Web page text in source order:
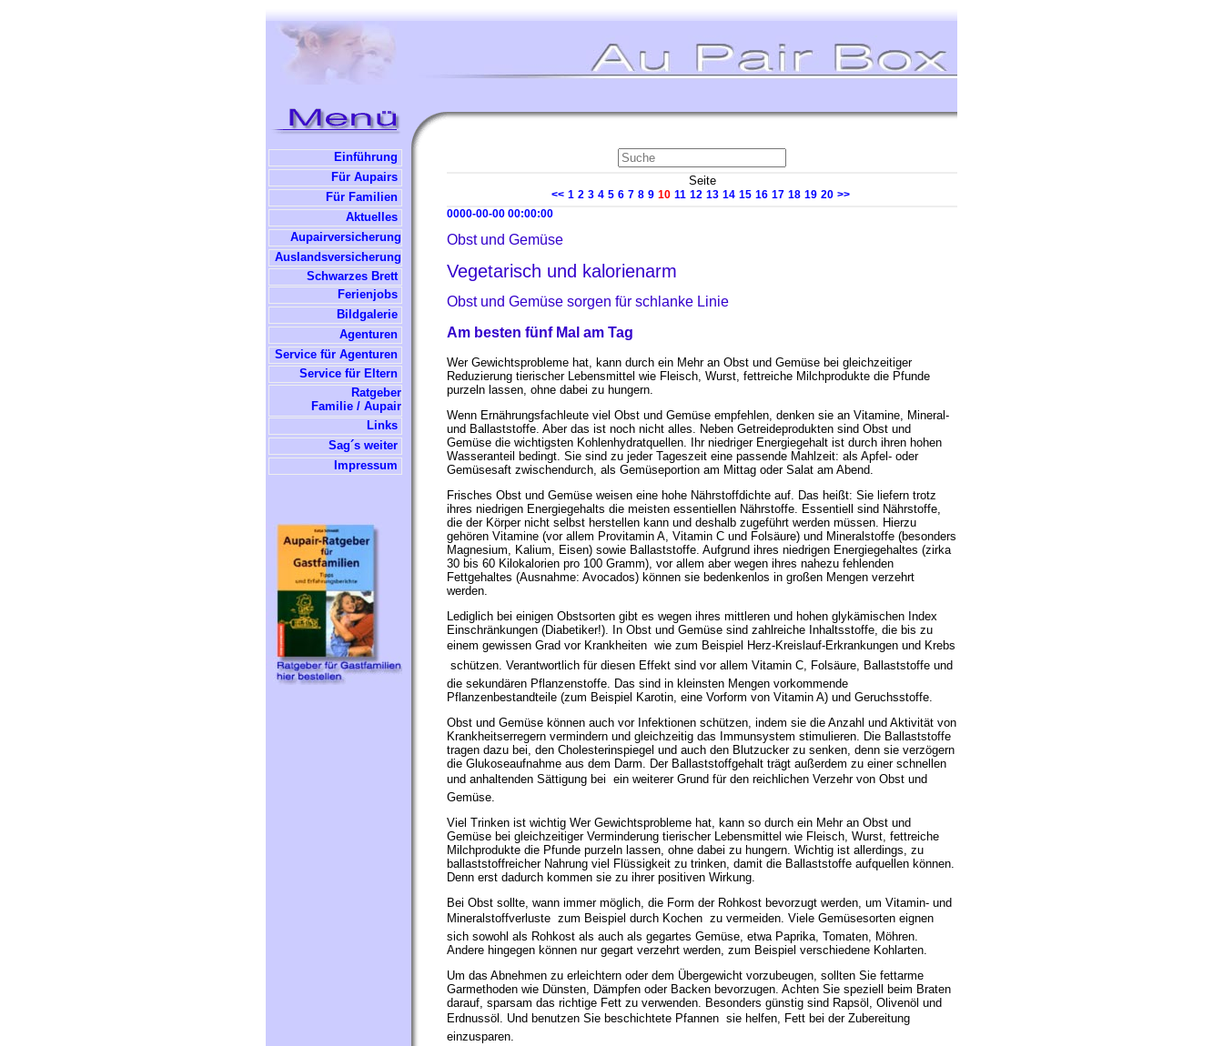
Einführung
Für Aupairs
Für Familien
Aktuelles
Aupairversicherung
Auslandsversicherung
Schwarzes Brett
Ferienjobs
Bildgalerie
Agenturen
Service für Agenturen
Service für Eltern
Ratgeber
Familie / Aupair
Links
Sag´s weiter
Impressum
Seite
<< 1 2 3 4 5 6 7 8 9 10 11 12 13 14 15 16 17 18 19 20 >>
0000-00-00 00:00:00
Obst und Gemüse
Vegetarisch und kalorienarm
Obst und Gemüse sorgen für schlanke Linie
Am besten fünf Mal am Tag
Wer Gewichtsprobleme hat, kann durch ein Mehr an Obst und Gemüse bei gleichzeitiger
Reduzierung tierischer Lebensmittel wie Fleisch, Wurst, fettreiche Milchprodukte die Pfunde
purzeln lassen, ohne dabei zu hungern.
Wenn Ernährungsfachleute viel Obst und Gemüse empfehlen, denken sie an Vitamine, Mineral-
und Ballaststoffe. Aber das ist noch nicht alles. Neben Getreideprodukten sind Obst und
Gemüse die wichtigsten Kohlenhydratquellen. Ihr niedriger Energiegehalt ist durch ihren hohen
Wasseranteil bedingt. Sie sind zu jeder Tageszeit eine passende Mahlzeit: als Apfel- oder
Gemüsesaft zwischendurch, als Gemüseportion am Mittag oder Salat am Abend.
Frisches Obst und Gemüse weisen eine hohe Nährstoffdichte auf. Das heißt: Sie liefern trotz
ihres niedrigen Energiegehalts die meisten essentiellen Nährstoffe. Essentiell sind Nährstoffe,
die der Körper nicht selbst herstellen kann und deshalb zugeführt werden müssen. Hierzu
gehören Vitamine (vor allem Provitamin A, Vitamin C und Folsäure) und Mineralstoffe (besonders
Magnesium, Kalium, Eisen) sowie Ballaststoffe. Aufgrund ihres niedrigen Energiegehaltes (zirka
30 bis 60 Kilokalorien pro 100 Gramm), vor allem aber wegen ihres nahezu fehlenden
Fettgehaltes (Ausnahme: Avocados) können sie bedenkenlos in großen Mengen verzehrt
werden.
Lediglich bei einigen Obstsorten gibt es wegen ihres mittleren und hohen glykämischen Index
Einschränkungen (Diabetiker!). In Obst und Gemüse sind zahlreiche Inhaltsstoffe, die bis zu
einem gewissen Grad vor Krankheiten  wie zum Beispiel Herz-Kreislauf-Erkrankungen und Krebs
 schützen. Verantwortlich für diesen Effekt sind vor allem Vitamin C, Folsäure, Ballaststoffe und
die sekundären Pflanzenstoffe. Das sind in kleinsten Mengen vorkommende
Pflanzenbestandteile (zum Beispiel Karotin, eine Vorform von Vitamin A) und Geruchsstoffe.
Obst und Gemüse können auch vor Infektionen schützen, indem sie die Anzahl und Aktivität von
Krankheitserregern vermindern und gleichzeitig das Immunsystem stimulieren. Die Ballaststoffe
tragen dazu bei, den Cholesterinspiegel und auch den Blutzucker zu senken, denn sie verzögern
die Glukoseaufnahme aus dem Darm. Der Ballaststoffgehalt trägt außerdem zu einer schnellen
und anhaltenden Sättigung bei  ein weiterer Grund für den reichlichen Verzehr von Obst und
Gemüse.
Viel Trinken ist wichtig Wer Gewichtsprobleme hat, kann so durch ein Mehr an Obst und
Gemüse bei gleichzeitiger Verminderung tierischer Lebensmittel wie Fleisch, Wurst, fettreiche
Milchprodukte die Pfunde purzeln lassen, ohne dabei zu hungern. Wichtig ist allerdings, zu
ballaststoffreicher Nahrung viel Flüssigkeit zu trinken, damit die Ballaststoffe aufquellen können.
Denn erst dadurch kommen sie zu ihrer positiven Wirkung.
Bei Obst sollte, wann immer möglich, die Form der Rohkost bevorzugt werden, um Vitamin- und
Mineralstoffverluste  zum Beispiel durch Kochen  zu vermeiden. Viele Gemüsesorten eignen
sich sowohl als Rohkost als auch als gegartes Gemüse, etwa Paprika, Tomaten, Möhren.
Andere hingegen können nur gegart verzehrt werden, zum Beispiel verschiedene Kohlarten.
Um das Abnehmen zu erleichtern oder dem Übergewicht vorzubeugen, sollten Sie fettarme
Garmethoden wie Dünsten, Dämpfen oder Backen bevorzugen. Achten Sie speziell beim Braten
darauf, sparsam das richtige Fett zu verwenden. Besonders günstig sind Rapsöl, Olivenöl und
Erdnussöl. Und benutzen Sie beschichtete Pfannen  sie helfen, Fett bei der Zubereitung
einzusparen.